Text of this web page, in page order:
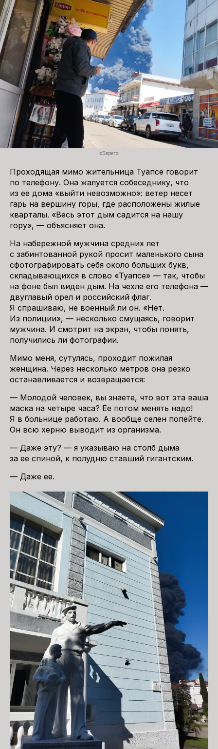
«Берег»
Проходящая мимо жительница Туапсе говорит
по телефону. Она жалуется собеседнику, что
из ее дома «выйти невозможно»: ветер несет
гарь на вершину горы, где расположены жилые
кварталы. «Весь этот дым садится на нашу
гору», — объясняет она.
На набережной мужчина средних лет
с забинтованной рукой просит маленького сына
сфотографировать себя около больших букв,
складывающихся в слово «Туапсе» — так, чтобы
на фоне был виден дым. На чехле его телефона —
двуглавый орел и российский флаг.
Я спрашиваю, не военный ли он. «Нет.
Из полиции», — несколько смущаясь, говорит
мужчина. И смотрит на экран, чтобы понять,
получились ли фотографии.
Мимо меня, сутулясь, проходит пожилая
женщина. Через несколько метров она резко
останавливается и возвращается:
— Молодой человек, вы знаете, что вот эта ваша
маска на четыре часа? Ее потом менять надо!
Я в больнице работаю. А вообще селен попейте.
Он всю херню выводит из организма.
— Даже эту? — я указываю на столб дыма
за ее спиной, к полудню ставший гигантским.
— Даже ее.